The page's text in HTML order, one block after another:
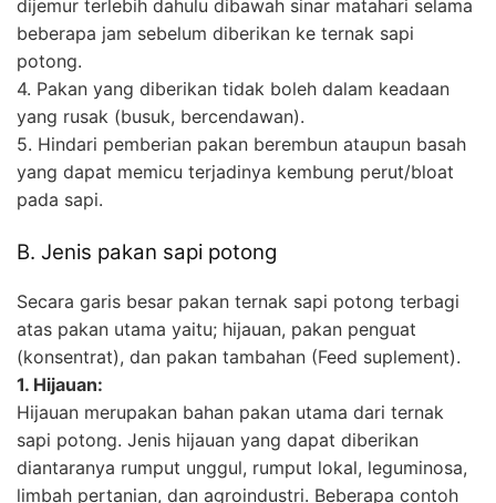
dijemur terlebih dahulu dibawah sinar matahari selama
beberapa jam sebelum diberikan ke ternak sapi
potong.
4. Pakan yang diberikan tidak boleh dalam keadaan
yang rusak (busuk, bercendawan).
5. Hindari pemberian pakan berembun ataupun basah
yang dapat memicu terjadinya kembung perut/bloat
pada sapi.
B. Jenis pakan sapi potong
Secara garis besar pakan ternak sapi potong terbagi
atas pakan utama yaitu; hijauan, pakan penguat
(konsentrat), dan pakan tambahan (Feed suplement).
1. Hijauan:
Hijauan merupakan bahan pakan utama dari ternak
sapi potong. Jenis hijauan yang dapat diberikan
diantaranya rumput unggul, rumput lokal, leguminosa,
limbah pertanian, dan agroindustri. Beberapa contoh